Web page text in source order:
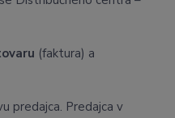
(faktura) a
predajca. Predajca v